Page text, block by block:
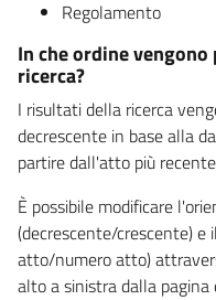
Regolamento
In che ordine
ricerca?
I risultati della ricerca
decrescente in base alla
partire dall'atto più
È possibile modificare
(decrescente/crescente)
atto/numero atto)
alto a sinistra dalla pagina